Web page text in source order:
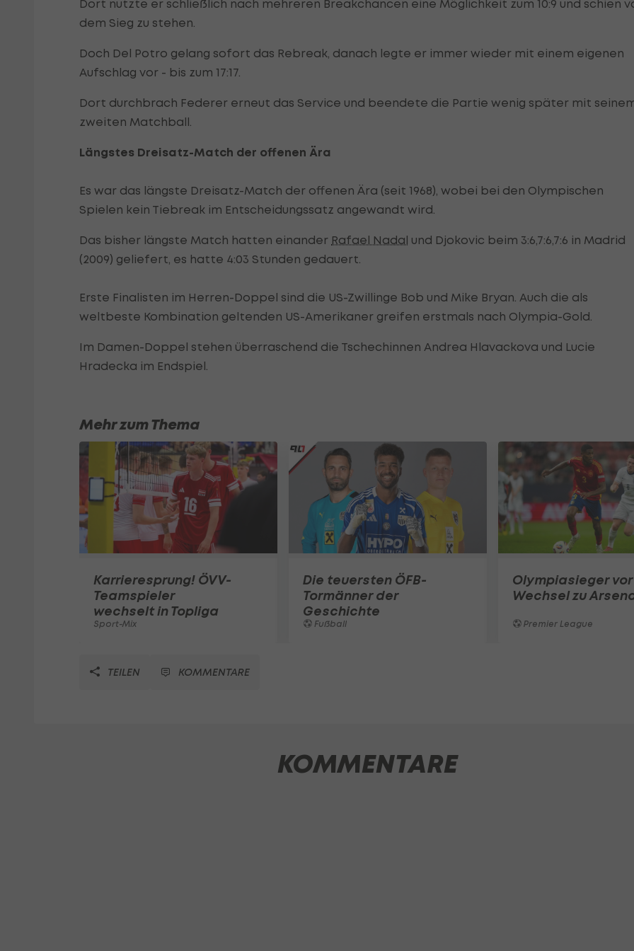
Dort nutzte er schließlich nach mehreren Breakchancen eine Möglichkeit zum 10:9 und schien
dem Sieg zu stehen.
Doch Del Potro gelang sofort das Rebreak, danach legte er immer wieder mit einem eigenen
Aufschlag vor - bis zum 17:17.
Dort durchbrach Federer erneut das Service und beendete die Partie wenig später mit
zweiten Matchball.
Längstes Dreisatz-Match der offenen Ära
Es war das längste Dreisatz-Match der offenen Ära (seit 1968), wobei bei den Olympischen
Spielen kein Tiebreak im Entscheidungssatz angewandt wird.
Das bisher längste Match hatten einander Rafael Nadal und Djokovic beim 3:6,7:6,7:6 in Madrid
(2009) geliefert, es hatte 4:03 Stunden gedauert.
Erste Finalisten im Herren-Doppel sind die US-Zwillinge Bob und Mike Bryan. Auch die als
weltbeste Kombination geltenden US-Amerikaner greifen erstmals nach Olympia-Gold.
Im Damen-Doppel stehen überraschend die Tschechinnen Andrea Hlavackova und Lucie
Hradecka im Endspiel.
Mehr zum Thema
Karrieresprung! ÖVV-
Teamspieler
wechselt in Topliga
Sport-Mix
Die teuersten ÖFB-
Tormänner der
Geschichte
Fußball
Olympiasieger vor
Wechsel zu
Premier League
TEILEN KOMMENTARE
KOMMENTARE